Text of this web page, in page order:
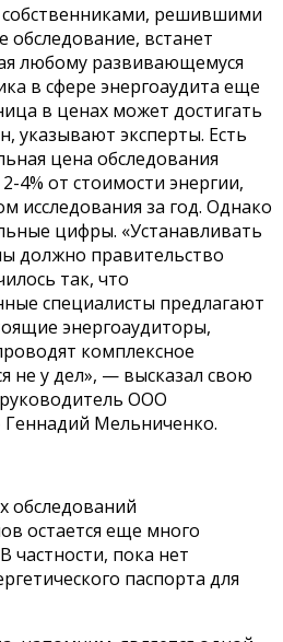
решившими
обследование, встанет
любому развивающемуся
в сфере энергоаудита еще
в ценах может достигать
указывают эксперты. Есть
цена обследования
4% от стоимости энергии,
исследования за год. Однако
цифры. «Устанавливать
должно правительство
так, что
специалисты предлагают
энергоаудиторы,
комплексное
не у дел», — высказал свою
ООО
Мельниченко.
обследований
остается еще много
частности, пока нет
паспорта для